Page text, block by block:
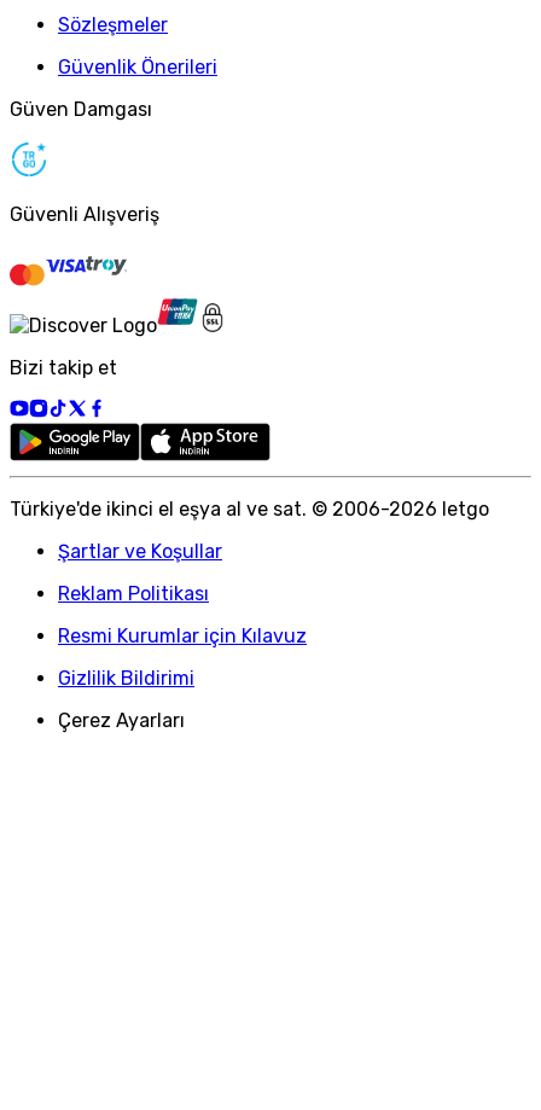
Sözleşmeler
Güvenlik Önerileri
Güven Damgası
Güvenli Alışveriş
Bizi takip et
Türkiye'de ikinci el eşya al ve sat. © 2006-2026 letgo
Şartlar ve Koşullar
Reklam Politikası
Resmi Kurumlar için Kılavuz
Gizlilik Bildirimi
Çerez Ayarları